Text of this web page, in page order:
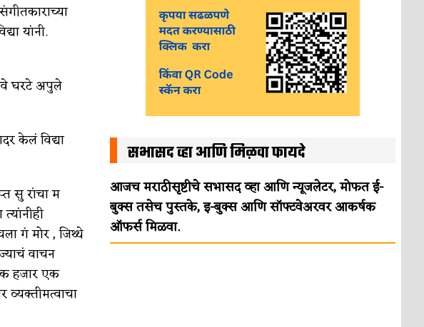
यांनी.
घरटे अपुले
केलं विद्या
सु रांचा म
गं मोर , जिथ्थे
वाचन
हजार एक
सभासद व्हा आणि मिळवा फायदे
आजच मराठीसृष्टीचे सभासद व्हा आणि न्यूजलेटर, मोफत ई-
बुक्स तसेच पुस्तके, इ-बुक्स आणि सॉफ्टवेअरवर आकर्षक
ऑफर्स मिळवा.